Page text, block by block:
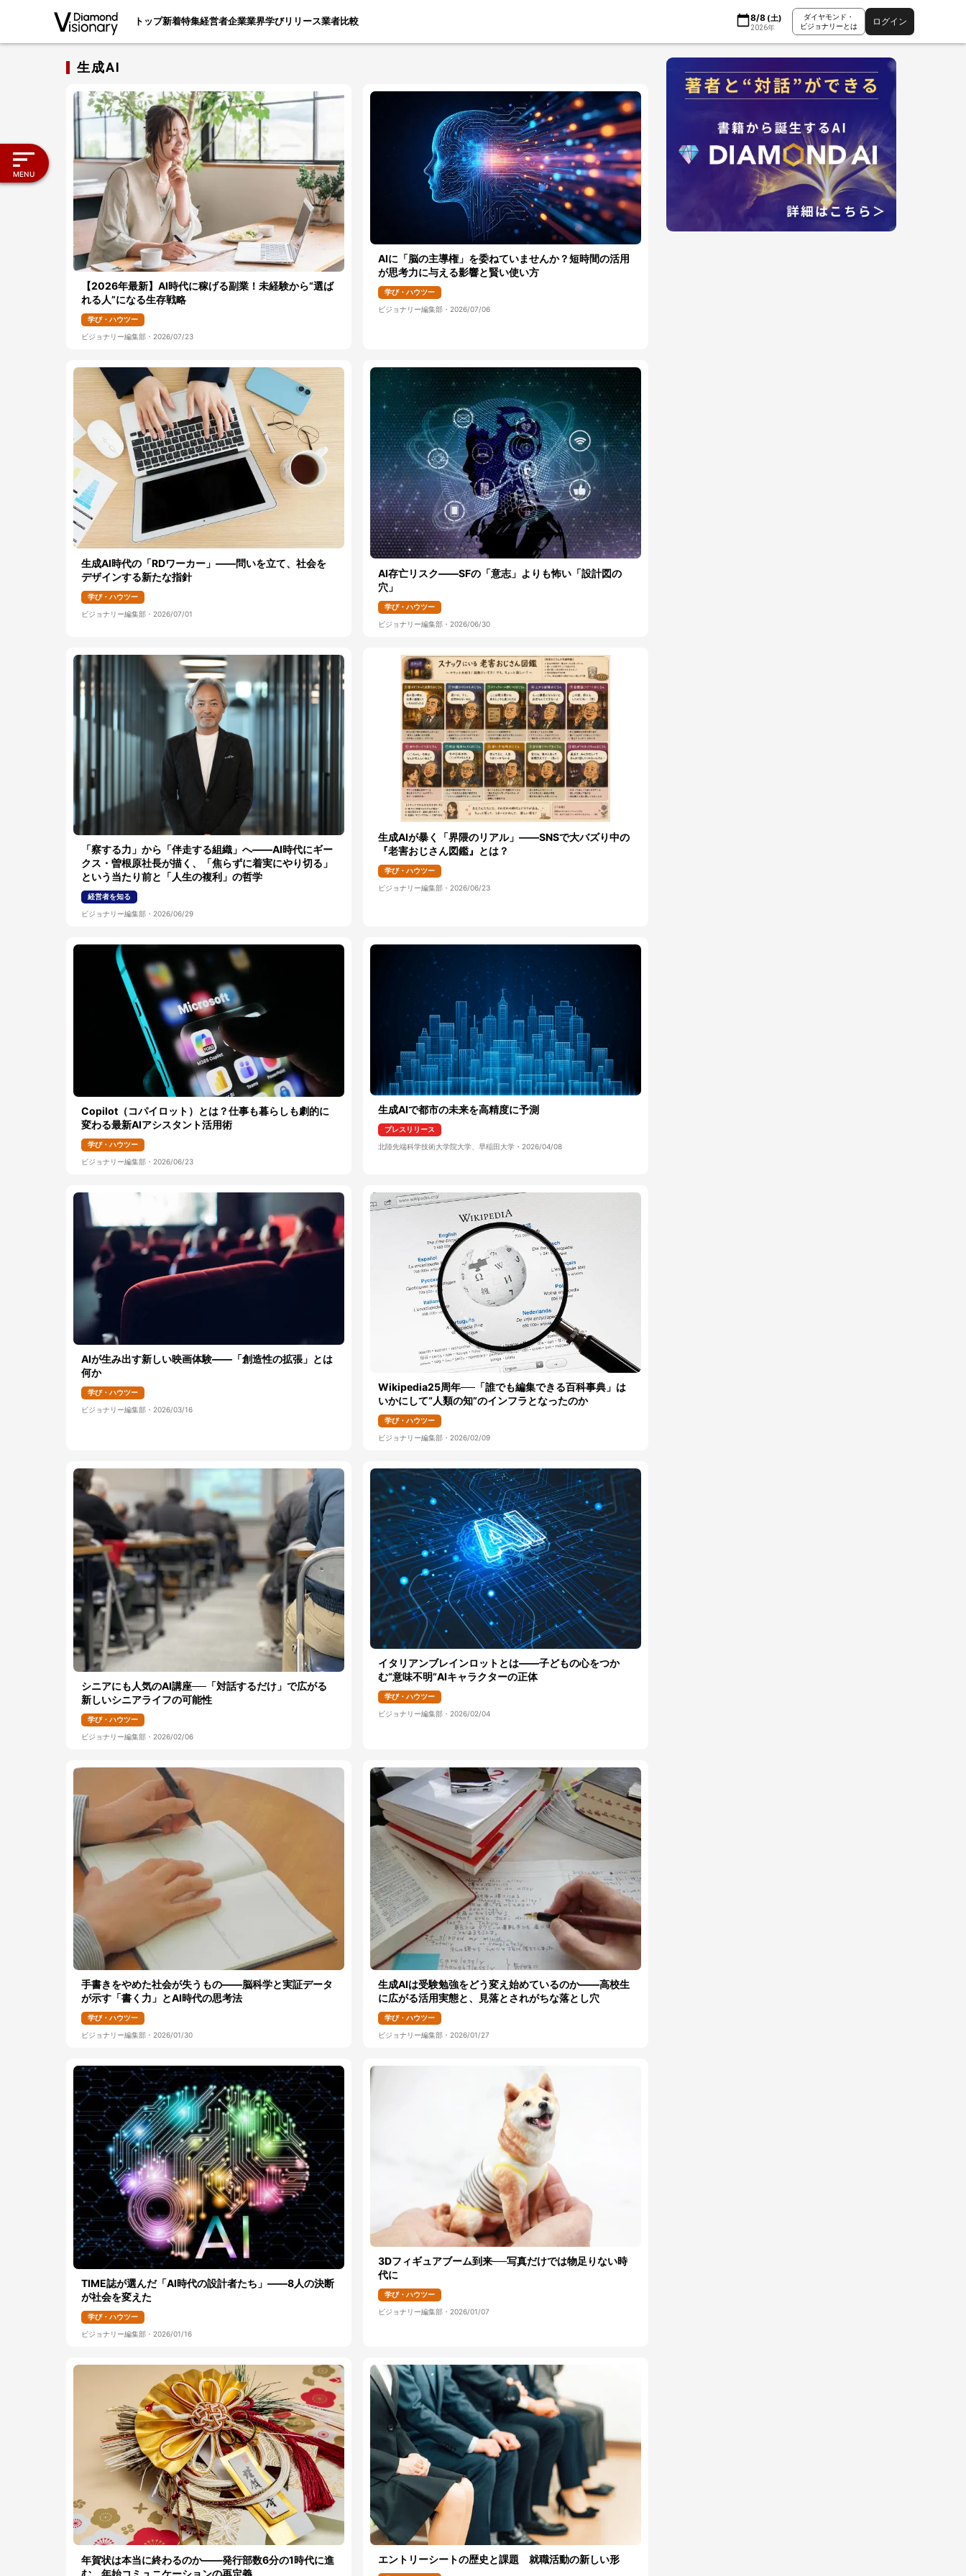
トップ新着特集経営者企業業界学びリリース業者比較 8/8 (土)
2026年
ダイヤモンド・
ビジョナリーとは
ログイン
MENU
生成AI
【2026年最新】AI時代に稼げる副業！未経験から“選ば
れる人”になる生存戦略
学び・ハウツー
ビジョナリー編集部 ・ 2026/07/23
AIに「脳の主導権」を委ねていませんか？短時間の活用
が思考力に与える影響と賢い使い方
学び・ハウツー
ビジョナリー編集部 ・ 2026/07/06
生成AI時代の「RDワーカー」――問いを立て、社会を
デザインする新たな指針
学び・ハウツー
ビジョナリー編集部 ・ 2026/07/01
AI存亡リスク――SFの「意志」よりも怖い「設計図の
穴」
学び・ハウツー
ビジョナリー編集部 ・ 2026/06/30
「察する力」から「伴走する組織」へ——AI時代にギー
クス・曽根原社長が描く、「焦らずに着実にやり切る」
という当たり前と「人生の複利」の哲学
経営者を知る
ビジョナリー編集部 ・ 2026/06/29
生成AIが暴く「界隈のリアル」——SNSで大バズり中の
『老害おじさん図鑑』とは？
学び・ハウツー
ビジョナリー編集部 ・ 2026/06/23
Copilot（コパイロット）とは？仕事も暮らしも劇的に
変わる最新AIアシスタント活用術
学び・ハウツー
ビジョナリー編集部 ・ 2026/06/23
生成AIで都市の未来を高精度に予測
プレスリリース
北陸先端科学技術大学院大学、早稲田大学 ・ 2026/04/08
AIが生み出す新しい映画体験――「創造性の拡張」とは
何か
学び・ハウツー
ビジョナリー編集部 ・ 2026/03/16
Wikipedia25周年──「誰でも編集できる百科事典」は
いかにして“人類の知”のインフラとなったのか
学び・ハウツー
ビジョナリー編集部 ・ 2026/02/09
シニアにも人気のAI講座──「対話するだけ」で広がる
新しいシニアライフの可能性
学び・ハウツー
ビジョナリー編集部 ・ 2026/02/06
イタリアンブレインロットとは――子どもの心をつか
む“意味不明”AIキャラクターの正体
学び・ハウツー
ビジョナリー編集部 ・ 2026/02/04
手書きをやめた社会が失うもの――脳科学と実証データ
が示す「書く力」とAI時代の思考法
学び・ハウツー
ビジョナリー編集部 ・ 2026/01/30
生成AIは受験勉強をどう変え始めているのか――高校生
に広がる活用実態と、見落とされがちな落とし穴
学び・ハウツー
ビジョナリー編集部 ・ 2026/01/27
TIME誌が選んだ「AI時代の設計者たち」――8人の決断
が社会を変えた
学び・ハウツー
ビジョナリー編集部 ・ 2026/01/16
3Dフィギュアブーム到来──写真だけでは物足りない時
代に
学び・ハウツー
ビジョナリー編集部 ・ 2026/01/07
年賀状は本当に終わるのか――発行部数6分の1時代に進
む、年始コミュニケーションの再定義
エントリーシートの歴史と課題 就職活動の新しい形